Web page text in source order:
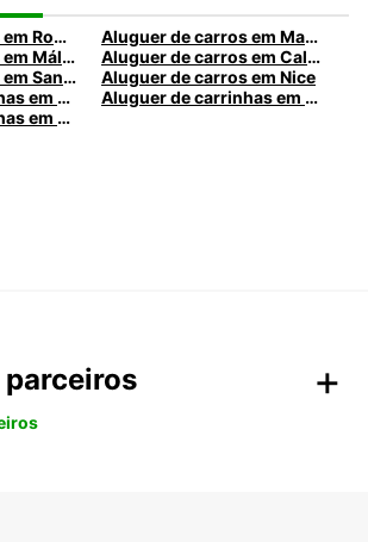
Aluguer de carros em Roma
Aluguer de carros em Madrid
Aluguer de carros em Málaga
Aluguer de carros em Caldas da Rainha
Aluguer de carros em Santa Maria da Feira
Aluguer de carros em Nice
Aluguer de carrinhas em Nice
Aluguer de carrinhas em Santa Maria da Feira
Aluguer de carrinhas em Caldas da Rainha
parceiros